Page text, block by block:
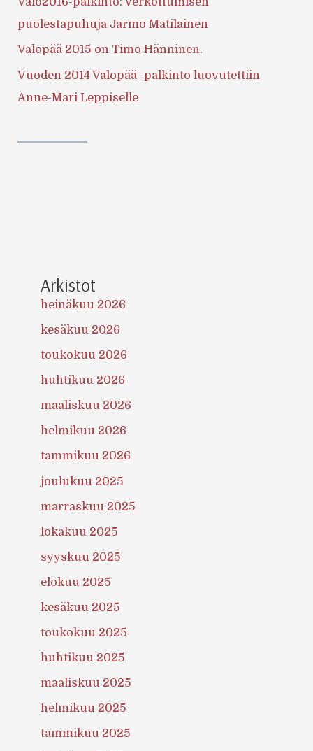
puolestapuhuja Jarmo Matilainen
Valopää 2015 on Timo Hänninen.
Vuoden 2014 Valopää -palkinto luovutettiin
Anne-Mari Leppiselle
Arkistot
heinäkuu 2026
kesäkuu 2026
toukokuu 2026
huhtikuu 2026
maaliskuu 2026
helmikuu 2026
tammikuu 2026
joulukuu 2025
marraskuu 2025
lokakuu 2025
syyskuu 2025
elokuu 2025
kesäkuu 2025
toukokuu 2025
huhtikuu 2025
maaliskuu 2025
helmikuu 2025
tammikuu 2025